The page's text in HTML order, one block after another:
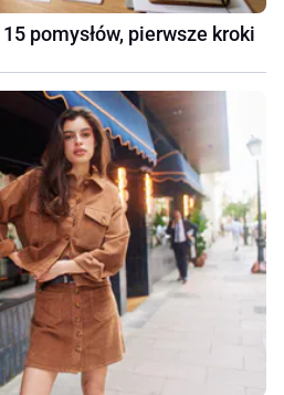
pomysłów, pierwsze kroki